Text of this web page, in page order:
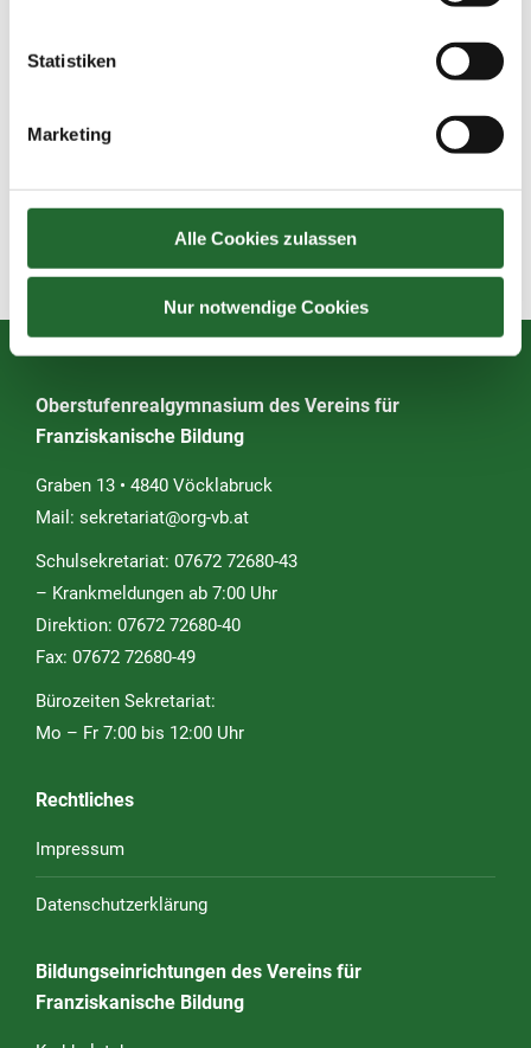
Statistiken
Marketing
Alle Cookies zulassen
Nur notwendige Cookies
Oberstufenrealgymnasium des Vereins für
Franziskanische Bildung
Graben 13 • 4840 Vöcklabruck
Mail: sekretariat@org-vb.at
Schulsekretariat: 07672 72680-43
– Krankmeldungen ab 7:00 Uhr
Direktion: 07672 72680-40
Fax: 07672 72680-49
Bürozeiten Sekretariat:
Mo – Fr 7:00 bis 12:00 Uhr
Rechtliches
Impressum
Datenschutzerklärung
Bildungseinrichtungen des Vereins für
Franziskanische Bildung